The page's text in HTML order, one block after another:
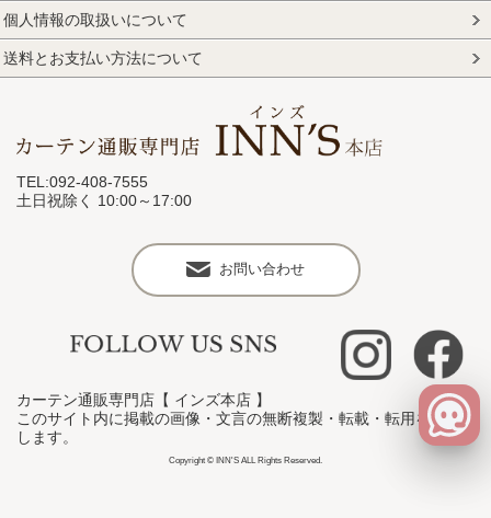
個人情報の取扱いについて
送料とお支払い方法について
TEL:092-408-7555
土日祝除く 10:00～17:00
お問い合わせ
カーテン通販専門店【 インズ本店 】
このサイト内に掲載の画像・文言の無断複製・転載・転用を禁止
します。
Copyright © INN'S ALL Rights Reserved.